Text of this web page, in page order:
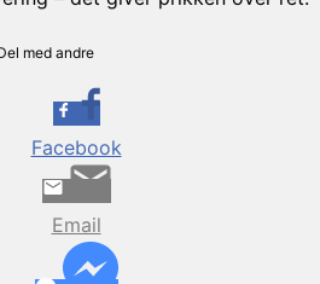
med andre
Facebook
Email